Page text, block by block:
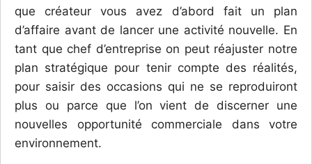
que créateur vous avez d’abord fait un plan
d’affaire avant de lancer une activité nouvelle. En
tant que chef d’entreprise on peut réajuster notre
plan stratégique pour tenir compte des réalités,
pour saisir des occasions qui ne se reproduiront
plus ou parce que l’on vient de discerner une
nouvelles opportunité commerciale dans votre
environnement.